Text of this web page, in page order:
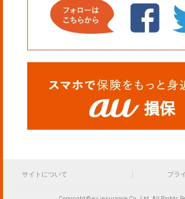
サイトについて プラ